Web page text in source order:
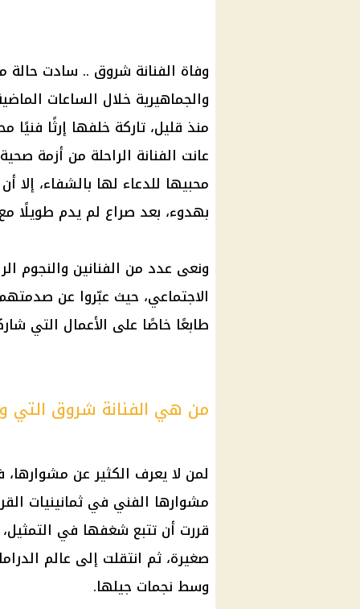
وفاة الفنانة شروق .. سادت
والجماهيرية خلال الساعات
منذ قليل، تاركة خلفها إرثًا
عانت الفنانة الراحلة من أزمة
محبيها للدعاء لها بالشفاء،
بهدوء، بعد صراع لم يدم طويلًا
ونعى عدد من الفنانين والنجوم
الاجتماعي، حيث عبّروا عن
طابعًا خاصًا على الأعمال التي
من هي الفنانة شروق التي
لمن لا يعرف الكثير عن
مشوارها الفني في ثمانينيات
قررت أن تتبع شغفها في
صغيرة، ثم انتقلت إلى عالم
وسط نجمات جيلها.